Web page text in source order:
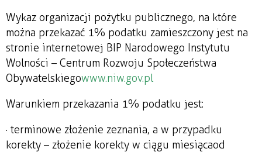
Wykaz organizacji pożytku publicznego, na które
można przekazać 1% podatku zamieszczony jest na
stronie internetowej BIP Narodowego Instytutu
Wolności – Centrum Rozwoju Społeczeństwa
Obywatelskiegowww.niw.gov.pl
Warunkiem przekazania 1% podatku jest:
· terminowe złożenie zeznania, a w przypadku
korekty – złożenie korekty w ciągu miesiąca od